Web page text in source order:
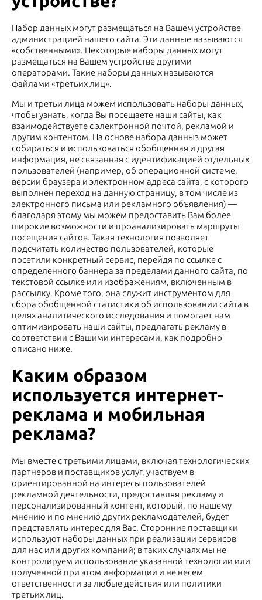
Набор данных могут размещаться на Вашем устройстве
администрацией нашего сайта. Эти данные называются
«собственными». Некоторые наборы данных могут
размещаться на Вашем устройстве другими
операторами. Такие наборы данных называются
файлами «третьих лиц».
Мы и третьи лица можем использовать наборы данных,
чтобы узнать, когда Вы посещаете наши сайты, как
взаимодействуете с электронной почтой, рекламой и
другим контентом. На основе набора данныз может
собираться и использоваться обобщенная и другая
информация, не связанная с идентификацией отдельных
пользователей (например, об операционной системе,
версии браузера и электронном адреса сайта, с которого
выполнен переход на данную страницу, в том числе из
электронного письма или рекламного объявления) —
благодаря этому мы можем предоставить Вам более
широкие возможности и проанализировать маршруты
посещения сайтов. Такая технология позволяет
подсчитать количество пользователей, которые
посетили конкретный сервис, перейдя по ссылке с
определенного баннера за пределами данного сайта, по
текстовой ссылке или изображениям, включенным в
рассылку. Кроме того, она служит инструментом для
сбора обобщенной статистики об использовании сайта в
целях аналитического исследования и помогает нам
оптимизировать наши сайты, предлагать рекламу в
соответствии с Вашими интересами, как подробно
описано ниже.
Каким образом
используется интернет-
реклама и мобильная
реклама?
Мы вместе с третьими лицами, включая технологических
партнеров и поставщиков услуг, участвуем в
ориентированной на интересы пользователей
рекламной деятельности, предоставляя рекламу и
персонализированный контент, который, по нашему
мнению и по мнению других рекламодателей, будет
представлять интерес для Вас. Сторонние поставщики
используют наборы данных при реализации сервисов
для нас или других компаний; в таких случаях мы не
контролируем использование указанной технологии или
полученной при этом информации и не несем
ответственности за любые действия или политики
третьих лиц.